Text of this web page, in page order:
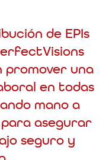
de EPIs
promover una
en todas
mano a
para asegurar
seguro y